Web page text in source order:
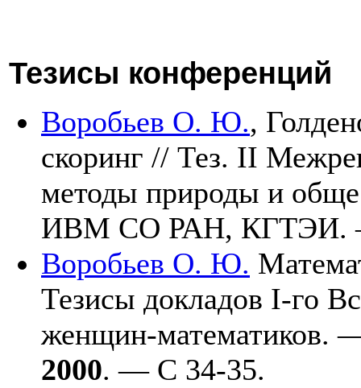
Тезисы конференций
Воробьев О. Ю.,
скоринг // Тез. II
методы природы и
ИВМ СО РАН,
Воробьев О. Ю.
Тезисы докладов I-го
женщин-
2000. — С 34-35.